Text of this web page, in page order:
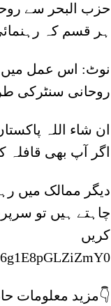
7⃣ حزب البحر سے
8⃣ ہر قسم کہ
نوٹ: اس عمل میں
روحانی سنٹرکی
ان شاء اللہ
اگر آپ بھی
دیگر ممالک میں
چاہتے ہیں تو
کریں
مزید معلومات حاصل کرنے کے لیے طارقیہ روحانی کال سینٹر پر رابطہ کریں👇